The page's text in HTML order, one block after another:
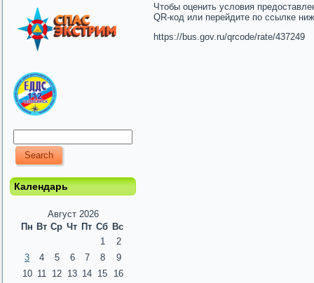
Календарь
Август 2026
Пн Вт Ср Чт Пт Сб Вс
1
2
3
4 5 6 7 8
9
10 11 12 13 14 15
16
Чтобы оценить условия
QR-код или перейдите по ссылке
https://bus.gov.ru/qrcode/rate/437249